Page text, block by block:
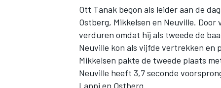
Ott Tanak begon als leider aan de
Ostberg, Mikkelsen en Neuville.
verduren omdat hij als tweede de
Neuville kon als vijfde vertrekken en
Mikkelsen pakte de tweede plaats
Neuville heeft 3,7 seconde
Lappi en Ostberg.